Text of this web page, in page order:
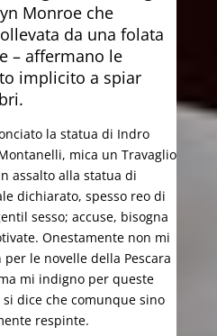
Monroe che
da una folata
– affermano le
implicito a spiar
la statua di Indro
mica un Travaglio
assalto alla statua di
dichiarato, spesso reo di
sesso; accuse, bisogna
Onestamente non mi
le novelle della Pescara
mi indigno per queste
dice che comunque sino
respinte.